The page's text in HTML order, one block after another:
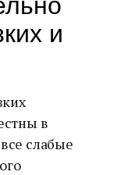
и
в
слабые